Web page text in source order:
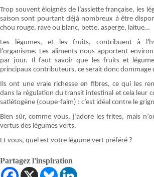
Trop souvent éloignés de l’assiette française, les
saison sont pourtant déjà nombreux à être
chou rouge, rave ou blanc, bette, asperge, laitue…
Les légumes, et les fruits, contribuent à
l'organisme. Les aliments nous apportent
par jour. Il faut savoir que les fruits et
principaux contributeurs, ce serait donc dommage
Ils ont une vraie richesse en fibres, ce qui les
dans la régulation du transit intestinal et cela leur
satiétogène (coupe-faim) : c’est idéal contre le
Bien sûr, comme vous, j’adore les frites, mais
vertus des légumes verts.
Et vous, quel est votre légume vert préféré ?
Partagez l'inspiration